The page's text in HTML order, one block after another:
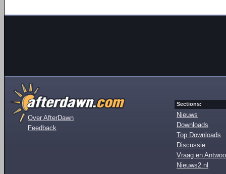
Over AfterDawn
Feedback
Sections:
Nieuws
Downloads
Top Downloads
Discussie
Vraag en
Nieuws2.nl